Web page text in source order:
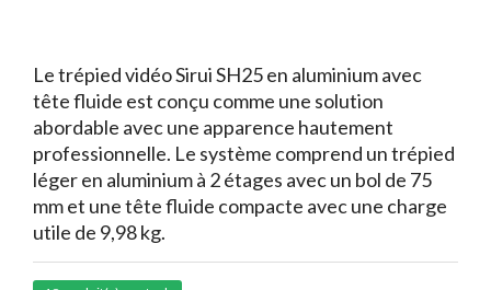
Le trépied vidéo Sirui SH25 en aluminium avec
tête fluide est conçu comme une solution
abordable avec une apparence hautement
professionnelle. Le système comprend un trépied
léger en aluminium à 2 étages avec un bol de 75
mm et une tête fluide compacte avec une charge
utile de 9,98 kg.